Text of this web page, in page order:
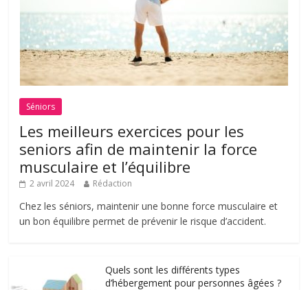
Séniors
Les meilleurs exercices pour les
seniors afin de maintenir la force
musculaire et l’équilibre
2 avril 2024 Rédaction
Chez les séniors, maintenir une bonne force musculaire et
un bon équilibre permet de prévenir le risque d’accident.
Quels sont les différents types
d’hébergement pour personnes âgées ?